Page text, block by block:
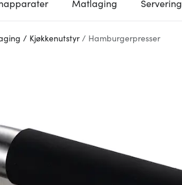
Matlaging Servering
/ Kjøkkenutstyr / Hamburgerpresser